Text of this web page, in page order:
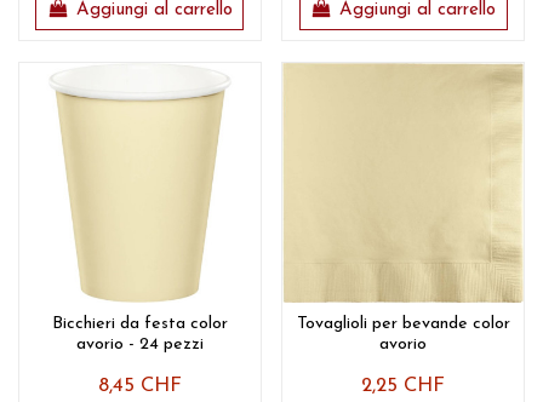
Aggiungi al carrello Aggiungi al carrello
Bicchieri da festa color
avorio - 24 pezzi
8,45 CHF
Tovaglioli per bevande color
avorio
2,25 CHF